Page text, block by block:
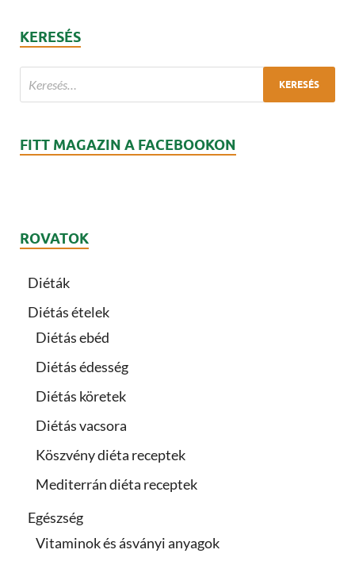
KERESÉS
FITT MAGAZIN A FACEBOOKON
ROVATOK
Diéták
Diétás ételek
Diétás ebéd
Diétás édesség
Diétás köretek
Diétás vacsora
Köszvény diéta receptek
Mediterrán diéta receptek
Egészség
Vitaminok és ásványi anyagok